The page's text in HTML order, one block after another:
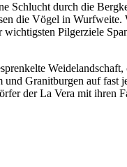
Schlucht durch die
die Vögel in
Pilgerziele
Granitburgen auf
der La Vera mit ihren